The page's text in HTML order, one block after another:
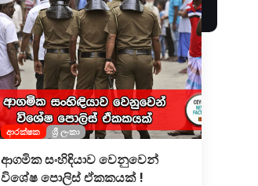
ආරක්ෂක ශ්‍රී ලංකා
ආගමික සංහිඳියාව වෙනුවෙන්
විශේෂ පොලිස් ඒකකයක් !